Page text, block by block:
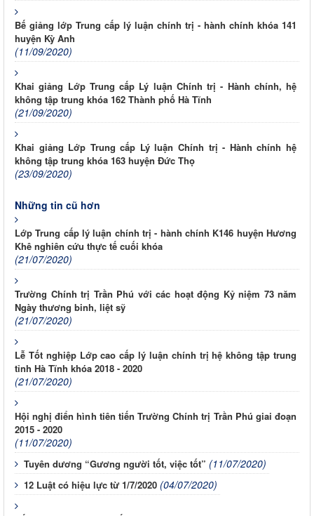
Bế giảng lớp Trung cấp lý luận chính trị - hành chính khóa 141
huyện Kỳ Anh
(11/09/2020)
Khai giảng Lớp Trung cấp Lý luận Chính trị - Hành chính, hệ
không tập trung khóa 162 Thành phố Hà Tĩnh
(21/09/2020)
Khai giảng Lớp Trung cấp Lý luận Chính trị - Hành chính hệ
không tập trung khóa 163 huyện Đức Thọ
(23/09/2020)
Những tin cũ hơn
Lớp Trung cấp lý luận chính trị - hành chính K146 huyện Hương
Khê nghiên cứu thực tế cuối khóa
(21/07/2020)
Trường Chính trị Trần Phú với các hoạt động Kỷ niệm 73 năm
Ngày thương binh, liệt sỹ
(21/07/2020)
Lễ Tốt nghiệp Lớp cao cấp lý luận chính trị hệ không tập trung
tỉnh Hà Tĩnh khóa 2018 - 2020
(21/07/2020)
Hội nghị điển hình tiên tiến Trường Chính trị Trần Phú giai đoạn
2015 - 2020
(11/07/2020)
Tuyên dương “Gương người tốt, việc tốt” (11/07/2020)
12 Luật có hiệu lực từ 1/7/2020 (04/07/2020)